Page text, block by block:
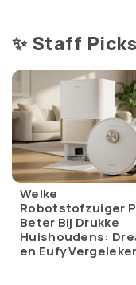
✨ Staff Picks
Welke
Robotstofzuiger
Beter Bij Drukke
Huishoudens:
en Eufy